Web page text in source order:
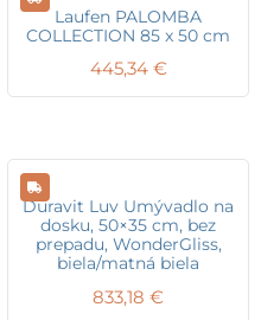
Laufen PALOMBA
COLLECTION 85 x 50 cm
445,34 €
Duravit Luv Umývadlo na
dosku, 50×35 cm, bez
prepadu, WonderGliss,
biela/matná biela
833,18 €